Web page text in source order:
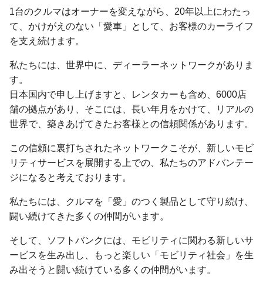
1台のクルマはオーナーを変えながら、20年以上にわたっ
て、かけがえのない「愛車」として、お客様のカーライフ
を支え続けます。
私たちには、世界中に、ディーラーネットワークがありま
す。
日本国内で申し上げますと、レンタカーも含め、6000店
舗の拠点があり、そこには、長い年月をかけて、リアルの
世界で、築きあげてきたお客様との信頼関係があります。
この信頼に裏打ちされたネットワークこそが、新しいモビ
リティサービスを展開する上での、私たちのアドバンテー
ジになると考えております。
私たちには、クルマを「愛」のつく製品として守り続け、
闘い続けてきた多くの仲間がいます。
そして、ソフトバンクには、モビリティに関わる新しいサ
ービスを生み出し、もっと楽しい「モビリティ社会」を生
み出そうと闘い続けている多くの仲間がいます。